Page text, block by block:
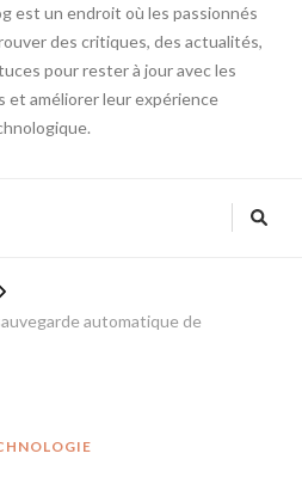
est un endroit où les passionnés
des critiques, des actualités,
pour rester à jour avec les
et améliorer leur expérience
automatique de